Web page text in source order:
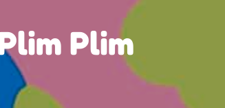
Plim